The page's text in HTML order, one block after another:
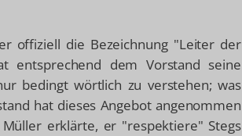
offiziell die Bezeichnung "Leiter der
entsprechend dem Vorstand seine
bedingt wörtlich zu verstehen; was
hat dieses Angebot angenommen
erklärte, er "respektiere" Stegs